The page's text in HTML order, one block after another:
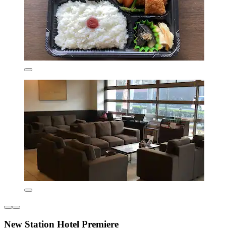
New Station Hotel Premiere